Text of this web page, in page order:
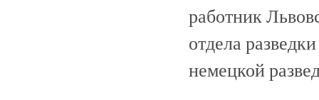
работник
отдела
немецкой